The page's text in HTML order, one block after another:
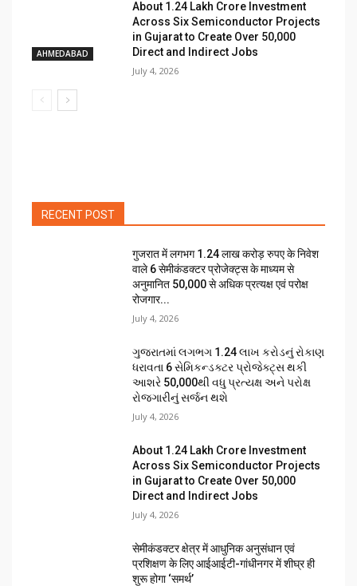
AHMEDABAD
About ₹1.24 Lakh Crore Investment
Across Six Semiconductor Projects
in Gujarat to Create Over 50,000
Direct and Indirect Jobs
July 4, 2026
RECENT POST
गुजरात में लगभग 1.24 लाख करोड़ रुपए के निवेश
वाले 6 सेमीकंडक्टर प्रोजेक्ट्स के माध्यम से
अनुमानित 50,000 से अधिक प्रत्यक्ष एवं परोक्ष
रोजगार...
July 4, 2026
ગુજરાતમાં લગભગ ₹1.24 લાખ કરોડનું રોકાણ
ધરાવતા 6 સેમિકન્ડક્ટર પ્રોજેક્ટ્સ થકી
આશરે 50,000થી વધુ પ્રત્યક્ષ અને પરોક્ષ
રોજગારીનું સર્જન થશે
July 4, 2026
About ₹1.24 Lakh Crore Investment
Across Six Semiconductor Projects
in Gujarat to Create Over 50,000
Direct and Indirect Jobs
July 4, 2026
सेमीकंडक्टर क्षेत्र में आधुनिक अनुसंधान एवं
प्रशिक्षण के लिए आईआईटी-गांधीनगर में शीघ्र ही
शुरू होगा ‘समर्थ’